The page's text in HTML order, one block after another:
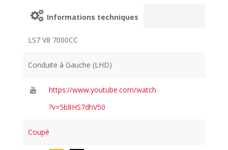
Informations techniques
LS7 V8 7000CC
Conduite à Gauche (LHD)
https://www.youtube.com/watch
?v=5b8HS7dhV50
Coupé